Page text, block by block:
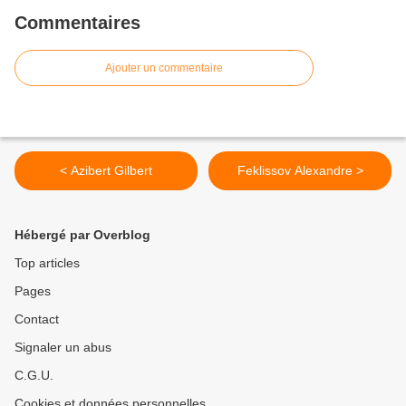
Commentaires
Ajouter un commentaire
< Azibert Gilbert Feklissov Alexandre >
Hébergé par Overblog
Top articles
Pages
Contact
Signaler un abus
C.G.U.